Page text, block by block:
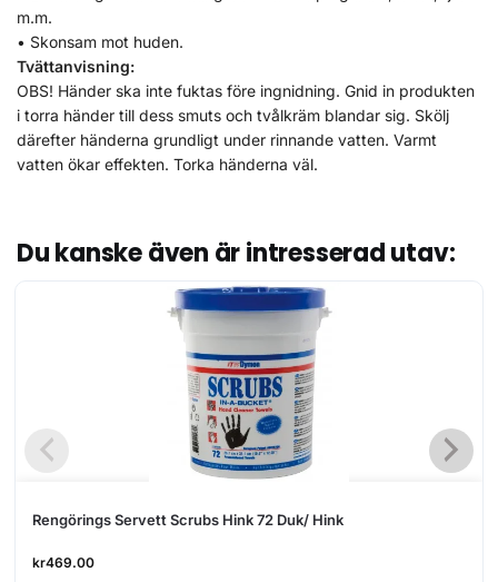
m.m.
• Skonsam mot huden.
Tvättanvisning:
OBS! Händer ska inte fuktas före ingnidning. Gnid in produkten
i torra händer till dess smuts och tvålkräm blandar sig. Skölj
därefter händerna grundligt under rinnande vatten. Varmt
vatten ökar effekten. Torka händerna väl.
Du kanske även är intresserad utav:
Rengörings Servett Scrubs Hink 72 Duk/ Hink
kr469.00